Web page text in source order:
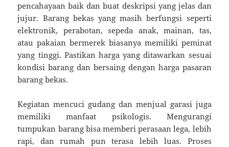
pencahayaan baik dan buat deskripsi yang jelas dan
jujur. Barang bekas yang masih berfungsi seperti
elektronik, perabotan, sepeda anak, mainan, tas,
atau pakaian bermerek biasanya memiliki peminat
yang tinggi. Pastikan harga yang ditawarkan sesuai
kondisi barang dan bersaing dengan harga pasaran
barang bekas.
Kegiatan mencuci gudang dan menjual garasi juga
memiliki manfaat psikologis. Mengurangi
tumpukan barang bisa memberi perasaan lega, lebih
rapi, dan rumah pun terasa lebih luas. Proses